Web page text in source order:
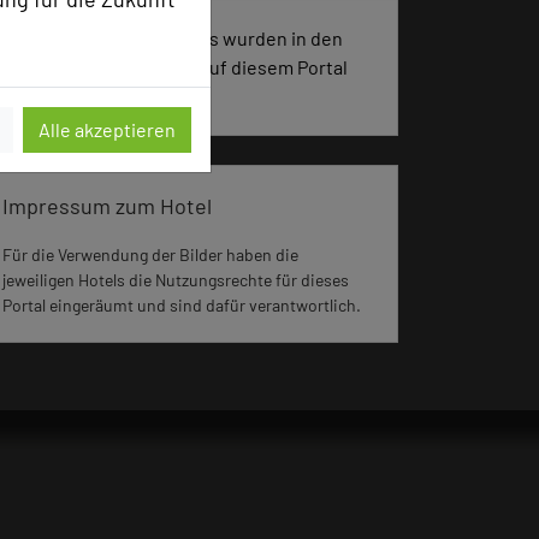
Alle akzeptieren
3587 Seiten dieses Hotels wurden in den
vergangenen 30 Tagen auf diesem Portal
aufgerufen.
Impressum zum Hotel
Für die Verwendung der Bilder haben die
jeweiligen Hotels die Nutzungsrechte für dieses
Portal eingeräumt und sind dafür verantwortlich.